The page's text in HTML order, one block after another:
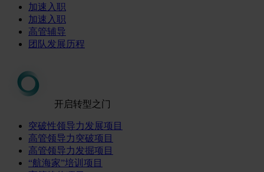
加速入职
加速入职
高管辅导
团队发展历程
开启转型之门
突破性领导力发展项目
高管领导力突破项目
高管领导力发掘项目
“航海家”培训项目